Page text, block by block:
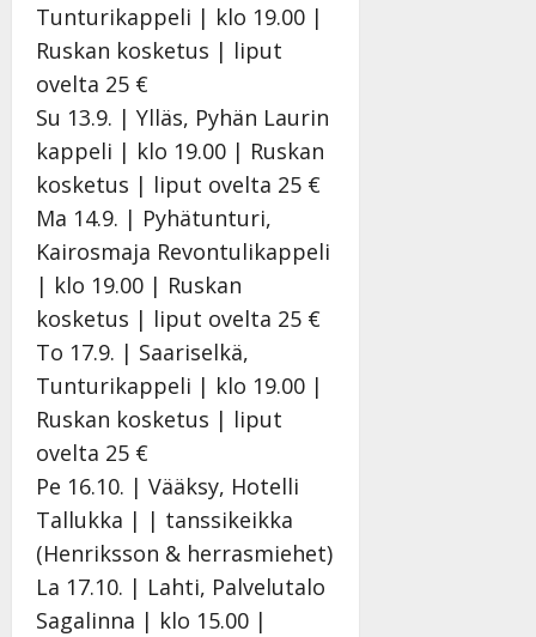
Tunturikappeli | klo 19.00 |
Ruskan kosketus | liput
ovelta 25 €
Su 13.9. | Ylläs, Pyhän Laurin
kappeli | klo 19.00 | Ruskan
kosketus | liput ovelta 25 €
Ma 14.9. | Pyhätunturi,
Kairosmaja Revontulikappeli
| klo 19.00 | Ruskan
kosketus | liput ovelta 25 €
To 17.9. | Saariselkä,
Tunturikappeli | klo 19.00 |
Ruskan kosketus | liput
ovelta 25 €
Pe 16.10. | Vääksy, Hotelli
Tallukka | | tanssikeikka
(Henriksson & herrasmiehet)
La 17.10. | Lahti, Palvelutalo
Sagalinna | klo 15.00 |